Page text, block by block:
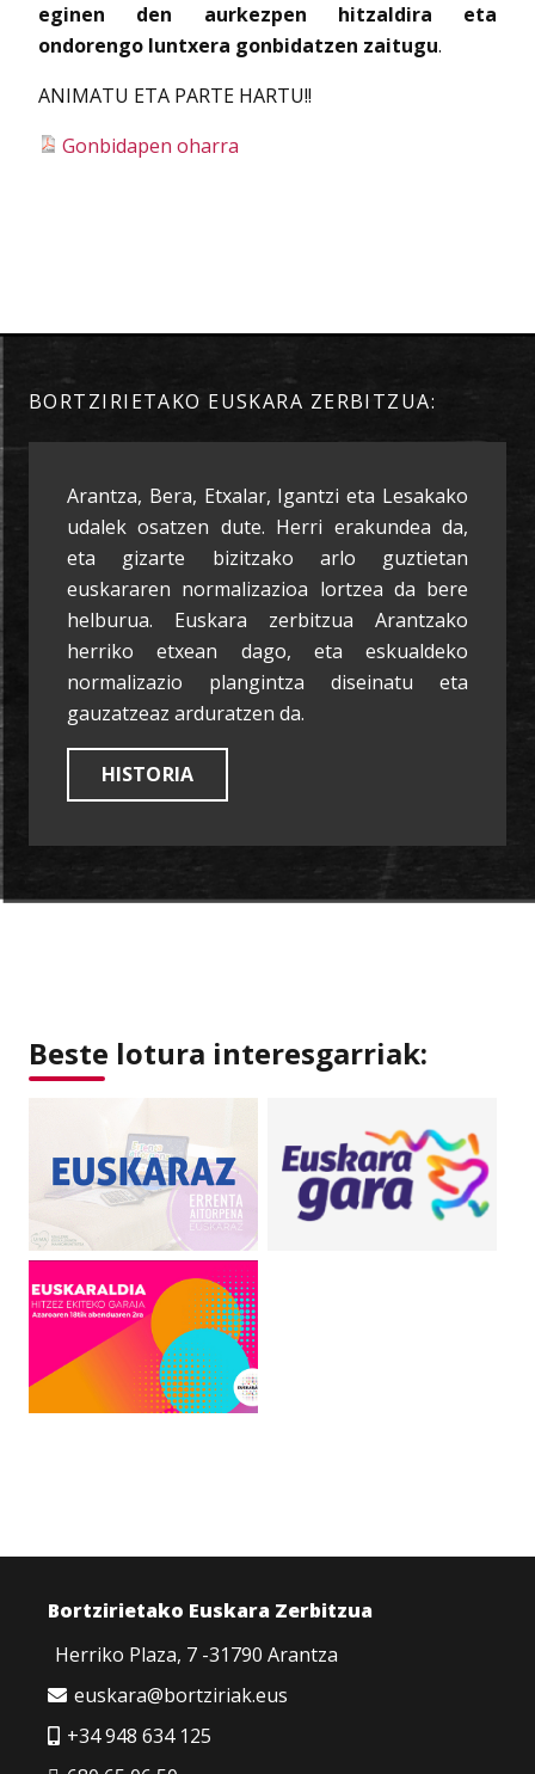
eginen den aurkezpen hitzaldira eta
ondorengo luntxera gonbidatzen zaitugu.
ANIMATU ETA PARTE HARTU!!
Gonbidapen oharra
BORTZIRIETAKO EUSKARA ZERBITZUA:
Arantza, Bera, Etxalar, Igantzi eta Lesakako
udalek osatzen dute. Herri erakundea da,
eta gizarte bizitzako arlo guztietan
euskararen normalizazioa lortzea da bere
helburua. Euskara zerbitzua Arantzako
herriko etxean dago, eta eskualdeko
normalizazio plangintza diseinatu eta
gauzatzeaz arduratzen da.
HISTORIA
Beste lotura interesgarriak:
Bortzirietako Euskara Zerbitzua
Herriko Plaza, 7 -31790 Arantza
euskara@bortziriak.eus
+34 948 634 125